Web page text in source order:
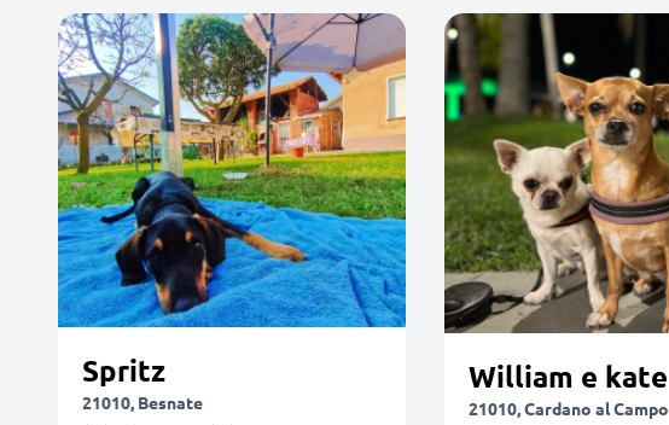
Spritz
21010, Besnate
William e kate
21010, Cardano al Campo